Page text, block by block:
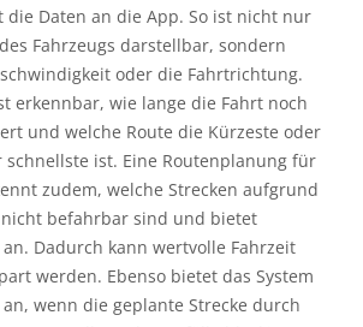
Daten an die App. So ist nicht nur
Fahrzeugs darstellbar, sondern
oder die Fahrtrichtung.
erkennbar, wie lange die Fahrt noch
und welche Route die Kürzeste oder
schnellste ist. Eine Routenplanung für
zudem, welche Strecken aufgrund
befahrbar sind und bietet
Dadurch kann wertvolle Fahrzeit
werden. Ebenso bietet das System
wenn die geplante Strecke durch